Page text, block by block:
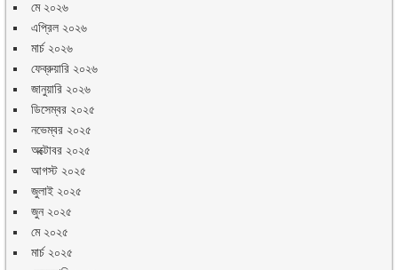
মে ২০২৬
এপ্রিল ২০২৬
মার্চ ২০২৬
ফেব্রুয়ারি ২০২৬
জানুয়ারি ২০২৬
ডিসেম্বর ২০২৫
নভেম্বর ২০২৫
অক্টোবর ২০২৫
আগস্ট ২০২৫
জুলাই ২০২৫
জুন ২০২৫
মে ২০২৫
মার্চ ২০২৫